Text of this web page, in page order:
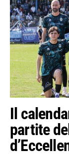
Il
partite